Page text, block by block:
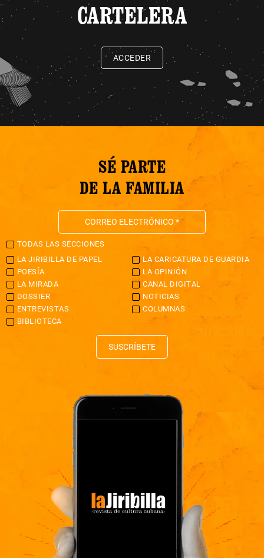
CARTELERA
ACCEDER
SÉ PARTE
DE LA FAMILIA
TODAS LAS SECCIONES
LA JIRIBILLA DE PAPEL
LA CARICATURA DE GUARDIA
POESÍA
LA OPINIÓN
LA MIRADA
CANAL DIGITAL
DOSSIER
NOTICIAS
ENTREVISTAS
COLUMNAS
BIBLIOTECA
SUSCRÍBETE